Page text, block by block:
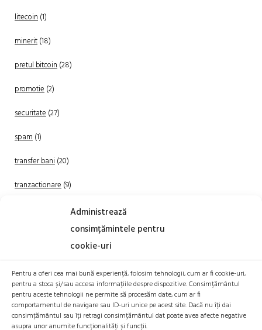
Administrează
consimțămintele pentru
cookie-uri
Pentru a oferi cea mai bună experiență, folosim tehnologii, cum ar fi cookie-uri,
pentru a stoca și/sau accesa informațiile despre dispozitive. Consimțământul
pentru aceste tehnologii ne permite să procesăm date, cum ar fi
comportamentul de navigare sau ID-uri unice pe acest site. Dacă nu îți dai
consimțământul sau îți retragi consimțământul dat poate avea afecte negative
asupra unor anumite funcționalități și funcții.
litecoin(1)
minerit(18)
pretul bitcoin(28)
promotie(2)
securitate(27)
spam(1)
transfer bani(20)
tranzactionare(9)
(20)
TRANZACTIONEAZA